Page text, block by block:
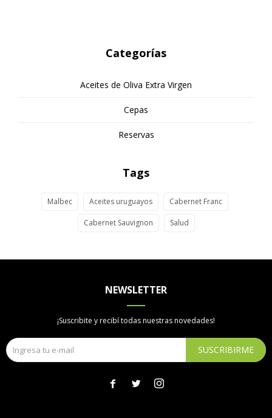
Categorías
Aceites de Oliva Extra Virgen
Cepas
Reservas
Tags
Malbec Aceites uruguayos Cabernet Franc
Cabernet Sauvignon Salud
NEWSLETTER
¡Suscribite y recibí todas nuestras novedades!
SUSCRIBIRME
  